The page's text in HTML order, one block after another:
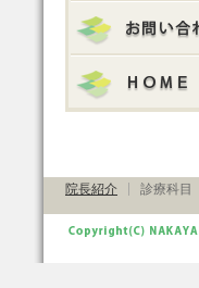
院長紹介 診療科目